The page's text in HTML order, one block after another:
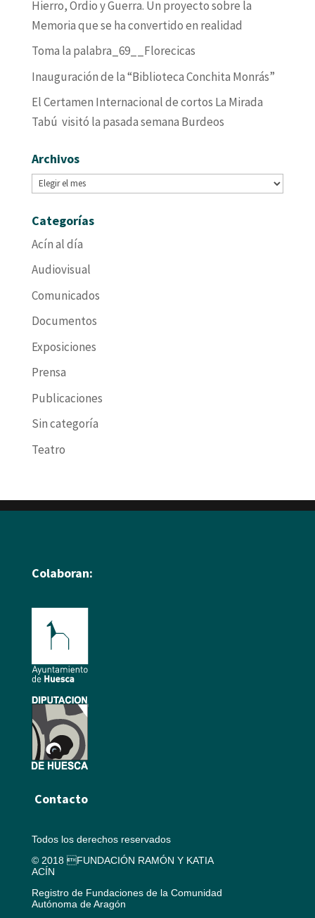
Hierro, Ordio y Guerra. Un proyecto sobre la
Memoria que se ha convertido en realidad
Toma la palabra_69__Florecicas
Inauguración de la “Biblioteca Conchita Monrás”
El Certamen Internacional de cortos La Mirada
Tabú visitó la pasada semana Burdeos
Archivos
Archivos
Categorías
Acín al día
Audiovisual
Comunicados
Documentos
Exposiciones
Prensa
Publicaciones
Sin categoría
Teatro
Colaboran:
Contacto
Todos los derechos reservados
© 2018 FUNDACIÓN RAMÓN Y KATIA
ACÍN
Registro de Fundaciones de la Comunidad
Autónoma de Aragón